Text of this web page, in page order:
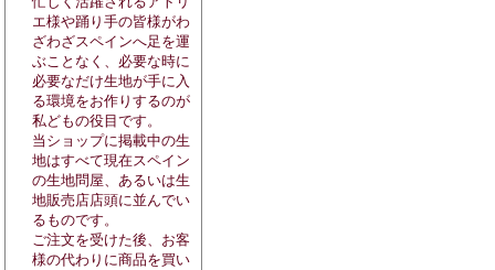
エ様や踊り手の皆様がわ
ざわざスペインへ足を運
ぶことなく、必要な時に
必要なだけ生地が手に入
る環境をお作りするのが
私どもの役目です。
当ショップに掲載中の生
地はすべて現在スペイン
の生地問屋、あるいは生
地販売店店頭に並んでい
るものです。
ご注文を受けた後、お客
様の代わりに商品を買い